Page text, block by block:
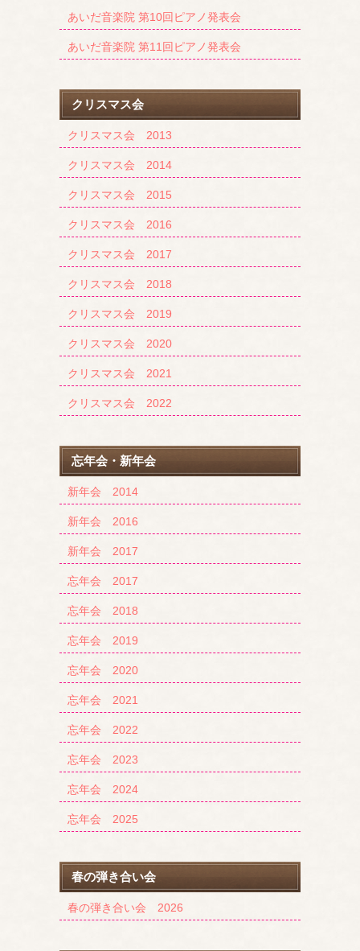
あいだ音楽院 第10回ピアノ発表会
あいだ音楽院 第11回ピアノ発表会
クリスマス会
クリスマス会 2013
クリスマス会 2014
クリスマス会 2015
クリスマス会 2016
クリスマス会 2017
クリスマス会 2018
クリスマス会 2019
クリスマス会 2020
クリスマス会 2021
クリスマス会 2022
忘年会・新年会
新年会 2014
新年会 2016
新年会 2017
忘年会 2017
忘年会 2018
忘年会 2019
忘年会 2020
忘年会 2021
忘年会 2022
忘年会 2023
忘年会 2024
忘年会 2025
春の弾き合い会
春の弾き合い会 2026